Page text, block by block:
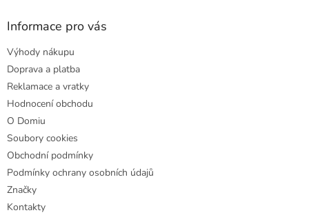
Informace pro vás
Výhody nákupu
Doprava a platba
Reklamace a vratky
Hodnocení obchodu
O Domiu
Soubory cookies
Obchodní podmínky
Podmínky ochrany osobních údajů
Značky
Kontakty